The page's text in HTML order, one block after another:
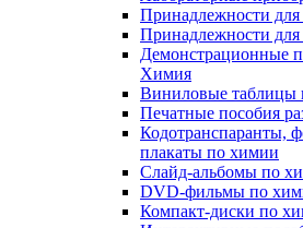
Принадлежности
Принадлежности
Демонстрационные
Химия
Виниловые таблицы
Печатные пособия
Кодотранспаранты,
плакаты по химии
Слайд-альбомы по
DVD-фильмы по
Компакт-диски по